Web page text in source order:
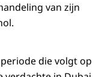
van zijn
die volgt op